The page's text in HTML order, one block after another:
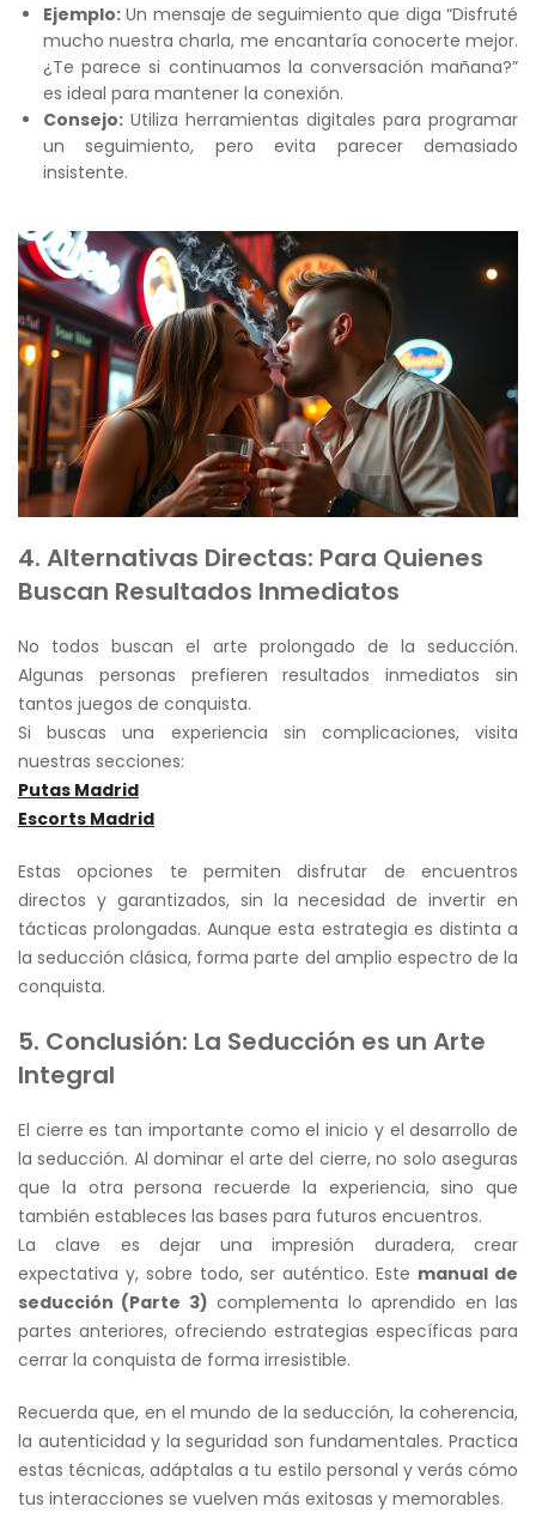
Ejemplo: Un mensaje de seguimiento que diga “Disfruté
mucho nuestra charla, me encantaría conocerte mejor.
¿Te parece si continuamos la conversación mañana?”
es ideal para mantener la conexión.
Consejo: Utiliza herramientas digitales para programar
un seguimiento, pero evita parecer demasiado
insistente.
4. Alternativas Directas: Para Quienes
Buscan Resultados Inmediatos
No todos buscan el arte prolongado de la seducción.
Algunas personas prefieren resultados inmediatos sin
tantos juegos de conquista.
Si buscas una experiencia sin complicaciones, visita
nuestras secciones:
Putas Madrid
Escorts Madrid
Estas opciones te permiten disfrutar de encuentros
directos y garantizados, sin la necesidad de invertir en
tácticas prolongadas. Aunque esta estrategia es distinta a
la seducción clásica, forma parte del amplio espectro de la
conquista.
5. Conclusión: La Seducción es un Arte
Integral
El cierre es tan importante como el inicio y el desarrollo de
la seducción. Al dominar el arte del cierre, no solo aseguras
que la otra persona recuerde la experiencia, sino que
también estableces las bases para futuros encuentros.
La clave es dejar una impresión duradera, crear
expectativa y, sobre todo, ser auténtico. Este manual de
seducción (Parte 3) complementa lo aprendido en las
partes anteriores, ofreciendo estrategias específicas para
cerrar la conquista de forma irresistible.
Recuerda que, en el mundo de la seducción, la coherencia,
la autenticidad y la seguridad son fundamentales. Practica
estas técnicas, adáptalas a tu estilo personal y verás cómo
tus interacciones se vuelven más exitosas y memorables.